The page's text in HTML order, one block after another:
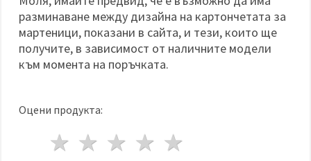
разминаване между дизайна на картончетата за
мартеници, показани в сайта, и тези, които ще
получите, в зависимост от наличните модели
към момента на поръчката.
Оцени продукта:
4 звезди
3 звезди
2 звезди
1 звезда